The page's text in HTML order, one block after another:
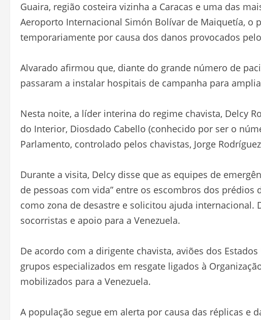
Guaira, região costeira vizinha a Caracas e uma das
Aeroporto Internacional Simón Bolívar de Maiquetía, o
temporariamente por causa dos danos provocados
Alvarado afirmou que, diante do grande número de
passaram a instalar hospitais de campanha para
Nesta noite, a líder interina do regime chavista, Delcy
do Interior, Diosdado Cabello (conhecido por ser o
Parlamento, controlado pelos chavistas, Jorge
Durante a visita, Delcy disse que as equipes de
de pessoas com vida” entre os escombros dos prédios
como zona de desastre e solicitou ajuda internacional.
socorristas e apoio para a Venezuela.
De acordo com a dirigente chavista, aviões dos
grupos especializados em resgate ligados à
mobilizados para a Venezuela.
A população segue em alerta por causa das réplicas e